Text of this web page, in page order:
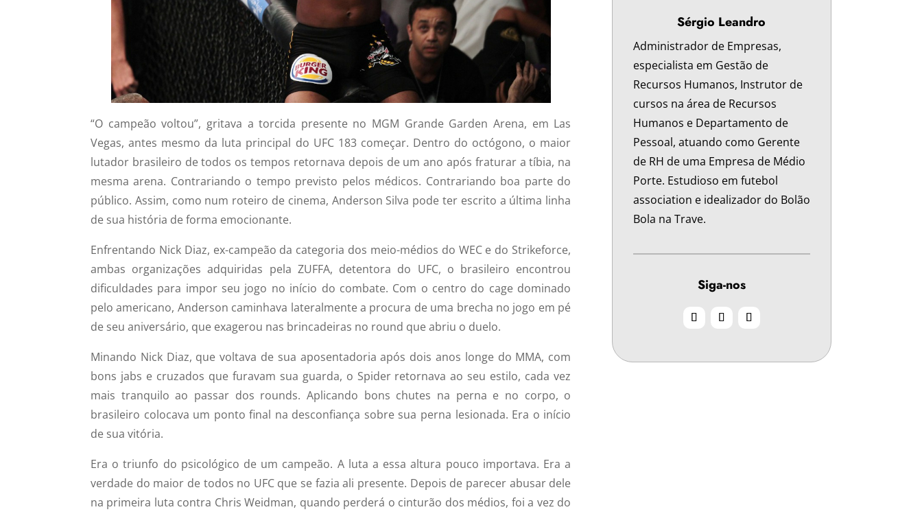
“O campeão voltou”, gritava a torcida presente no MGM Grande Garden Arena, em Las
Vegas, antes mesmo da luta principal do UFC 183 começar. Dentro do octógono, o maior
lutador brasileiro de todos os tempos retornava depois de um ano após fraturar a tíbia, na
mesma arena. Contrariando o tempo previsto pelos médicos. Contrariando boa parte do
público. Assim, como num roteiro de cinema, Anderson Silva pode ter escrito a última linha
de sua história de forma emocionante.
Enfrentando Nick Diaz, ex-campeão da categoria dos meio-médios do WEC e do Strikeforce,
ambas organizações adquiridas pela ZUFFA, detentora do UFC, o brasileiro encontrou
dificuldades para impor seu jogo no início do combate. Com o centro do cage dominado
pelo americano, Anderson caminhava lateralmente a procura de uma brecha no jogo em pé
de seu aniversário, que exagerou nas brincadeiras no round que abriu o duelo.
Minando Nick Diaz, que voltava de sua aposentadoria após dois anos longe do MMA, com
bons jabs e cruzados que furavam sua guarda, o Spider retornava ao seu estilo, cada vez
mais tranquilo ao passar dos rounds. Aplicando bons chutes na perna e no corpo, o
brasileiro colocava um ponto final na desconfiança sobre sua perna lesionada. Era o início
de sua vitória.
Era o triunfo do psicológico de um campeão. A luta a essa altura pouco importava. Era a
verdade do maior de todos no UFC que se fazia ali presente. Depois de parecer abusar dele
na primeira luta contra Chris Weidman, quando perderá o cinturão dos médios, foi a vez do
Sérgio Leandro
Administrador de Empresas,
especialista em Gestão de
Recursos Humanos, Instrutor de
cursos na área de Recursos
Humanos e Departamento de
Pessoal, atuando como Gerente
de RH de uma Empresa de Médio
Porte. Estudioso em futebol
association e idealizador do Bolão
Bola na Trave.
Siga-nos